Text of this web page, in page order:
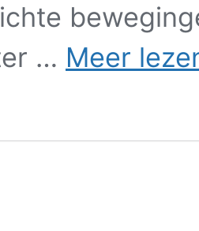
… Meer